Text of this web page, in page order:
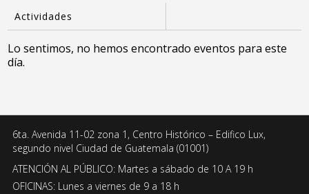
Lo sentimos, no hemos encontrado eventos para este
día.
6ta. Avenida 11-02 zona 1, Centro Histórico – Edifico Lux,
segundo nivel Ciudad de Guatemala (01001)
ATENCIÓN AL PÚBLICO: Martes a sábado de 10 A 19 h
OFICINAS: Lunes a viernes de 9 a 18 h